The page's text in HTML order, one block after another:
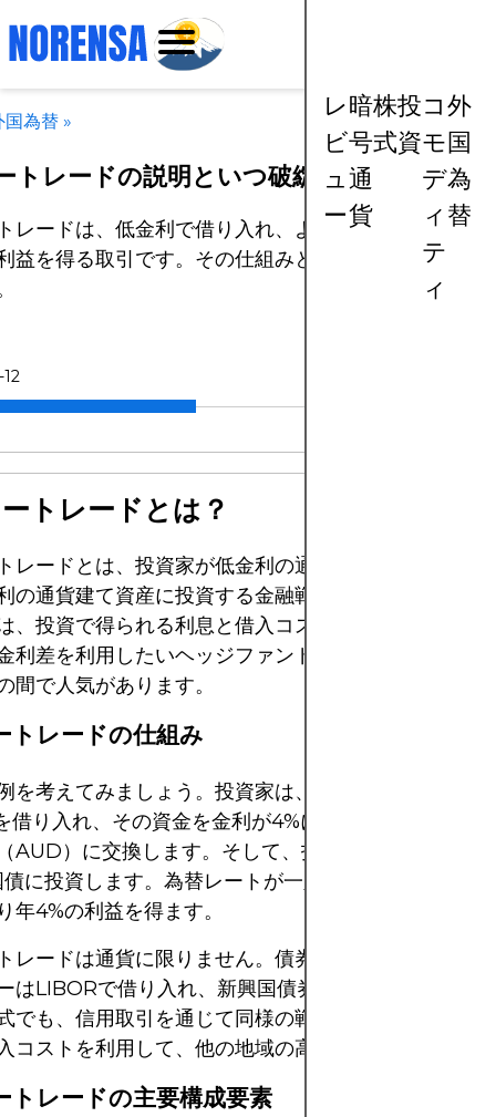
レ
ビ
ュ
ー
暗
号
通
貨
株
式
投
資
コ
モ
デ
ィ
テ
ィ
外
国
為
替
国為替 »
トレードの説明といつ破綻するか
レードは、低金利で借り入れ、より利回りの高い資
益を得る取引です。その仕組みと、失敗するケース
トレードとは？
レードとは、投資家が低金利の通貨で資金を借り入
の通貨建て資産に投資する金融戦略です。利益、つ
、投資で得られる利息と借入コストの差額です。こ
利差を利用したいヘッジファンド、機関投資家、そ
間で人気があります。
トレードの仕組み
を考えてみましょう。投資家は、金利がほぼゼロの
借り入れ、その資金を金利が4%になる可能性のある
AUD）に交換します。そして、投資家はこれらの
に投資します。為替レートが一定であれば、投資家
年4%の利益を得ます。
レードは通貨に限りません。債券にも適用できます
はLIBORで借り入れ、新興国債券に投資することが
でも、信用取引を通じて同様の戦略を適用できます
コストを利用して、他の地域の高利回り資産に投資
トレードの主要構成要素